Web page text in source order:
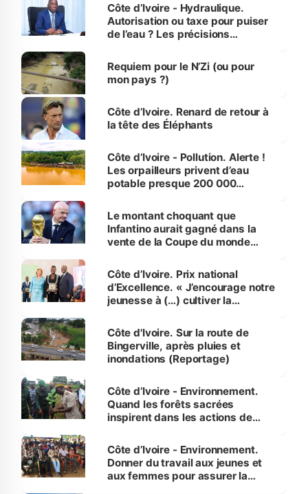
Côte d’Ivoire - Hydraulique.
Autorisation ou taxe pour puiser
de l’eau ? Les précisions
Requiem pour le N’Zi (ou pour
mon pays ?)
Côte d’Ivoire. Renard de retour à
la tête des Éléphants
Côte d’Ivoire - Pollution. Alerte !
Les orpailleurs privent d’eau
potable presque 200 000
Le montant choquant que
Infantino aurait gagné dans la
vente de la Coupe du monde
Côte d’Ivoire. Prix national
d’Excellence. « J’encourage notre
jeunesse à (…) cultiver la
(Alassane Ouattara
Côte d'Ivoire. Sur la route de
Bingerville, après pluies et
inondations (Reportage)
Côte d’Ivoire - Environnement.
Quand les forêts sacrées
inspirent dans les actions de
Côte d’Ivoire - Environnement.
Donner du travail aux jeunes et
aux femmes pour assurer la